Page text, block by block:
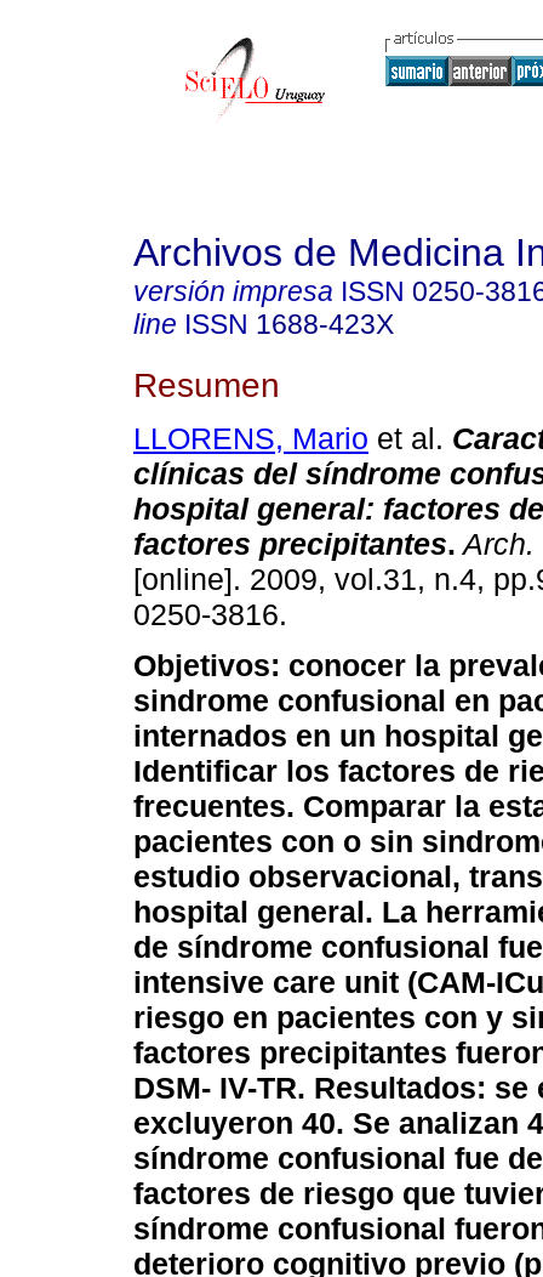
Archivos de Medicina
versión impresa ISSN 0250-
line ISSN 1688-423X
Resumen
LLORENS, Mario et al.
clínicas del síndrome
hospital general: factores
factores precipitantes. Arch.
[online]. 2009, vol.31, n.4,
0250-3816.
Objetivos: conocer la
sindrome confusional en
internados en un hospital
Identificar los factores de
frecuentes. Comparar la
pacientes con o sin
estudio observacional,
hospital general. La
de síndrome confusional
intensive care unit (CAM-
riesgo en pacientes con y
factores precipitantes
DSM- IV-TR. Resultados:
excluyeron 40. Se analizan
síndrome confusional fue
factores de riesgo que
síndrome confusional
deterioro cognitivo previo